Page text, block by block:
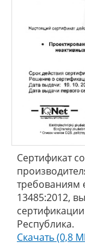
Сертификат
требованиям
13485:2012,
Республика.
Скачать (0,8